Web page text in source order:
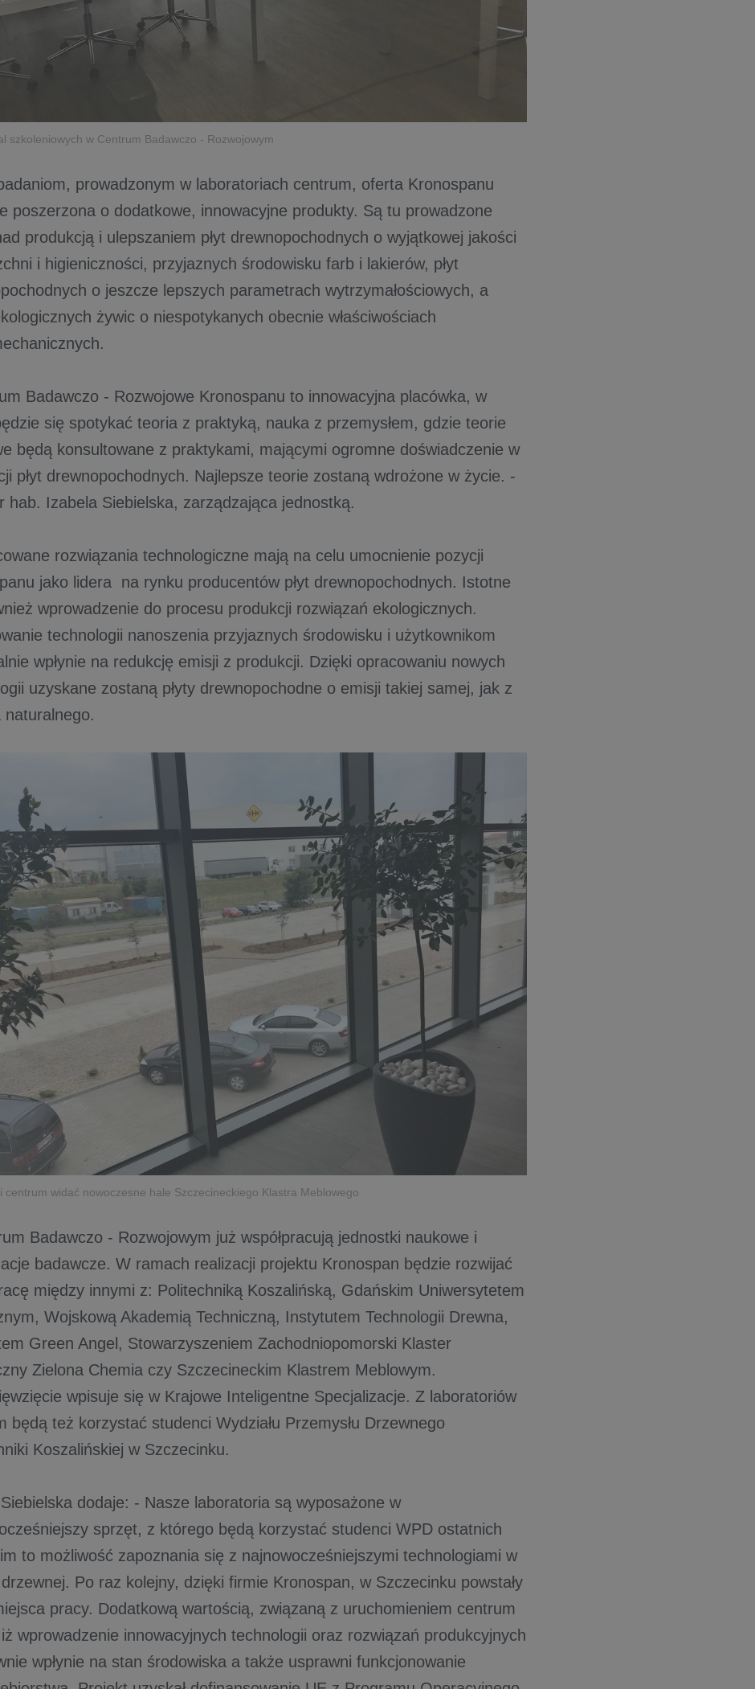
szkoleniowych w Centrum Badawczo - Rozwojowym
prowadzonym w laboratoriach centrum, oferta Kronospanu
poszerzona o dodatkowe, innowacyjne produkty. Są tu prowadzone
produkcją i ulepszaniem płyt drewnopochodnych o wyjątkowej jakości
i higieniczności, przyjaznych środowisku farb i lakierów, płyt
o jeszcze lepszych parametrach wytrzymałościowych, a
żywic o niespotykanych obecnie właściwościach
Badawczo - Rozwojowe Kronospanu to innowacyjna placówka, w
się spotykać teoria z praktyką, nauka z przemysłem, gdzie teorie
będą konsultowane z praktykami, mającymi ogromne doświadczenie w
płyt drewnopochodnych. Najlepsze teorie zostaną wdrożone w życie. -
hab. Izabela Siebielska, zarządzająca jednostką.
rozwiązania technologiczne mają na celu umocnienie pozycji
jako lidera na rynku producentów płyt drewnopochodnych. Istotne
wprowadzenie do procesu produkcji rozwiązań ekologicznych.
technologii nanoszenia przyjaznych środowisku i użytkownikom
wpłynie na redukcję emisji z produkcji. Dzięki opracowaniu nowych
uzyskane zostaną płyty drewnopochodne o emisji takiej samej, jak z
naturalnego.
centrum widać nowoczesne hale Szczecineckiego Klastra Meblowego
Badawczo - Rozwojowym już współpracują jednostki naukowe i
badawcze. W ramach realizacji projektu Kronospan będzie rozwijać
między innymi z: Politechniką Koszalińską, Gdańskim Uniwersytetem
Wojskową Akademią Techniczną, Instytutem Technologii Drewna,
Green Angel, Stowarzyszeniem Zachodniopomorski Klaster
Zielona Chemia czy Szczecineckim Klastrem Meblowym.
wpisuje się w Krajowe Inteligentne Specjalizacje. Z laboratoriów
będą też korzystać studenci Wydziału Przemysłu Drzewnego
Koszalińskiej w Szczecinku.
dodaje: - Nasze laboratoria są wyposażone w
sprzęt, z którego będą korzystać studenci WPD ostatnich
to możliwość zapoznania się z najnowocześniejszymi technologiami w
Po raz kolejny, dzięki firmie Kronospan, w Szczecinku powstały
pracy. Dodatkową wartością, związaną z uruchomieniem centrum
wprowadzenie innowacyjnych technologii oraz rozwiązań produkcyjnych
wpłynie na stan środowiska a także usprawni funkcjonowanie